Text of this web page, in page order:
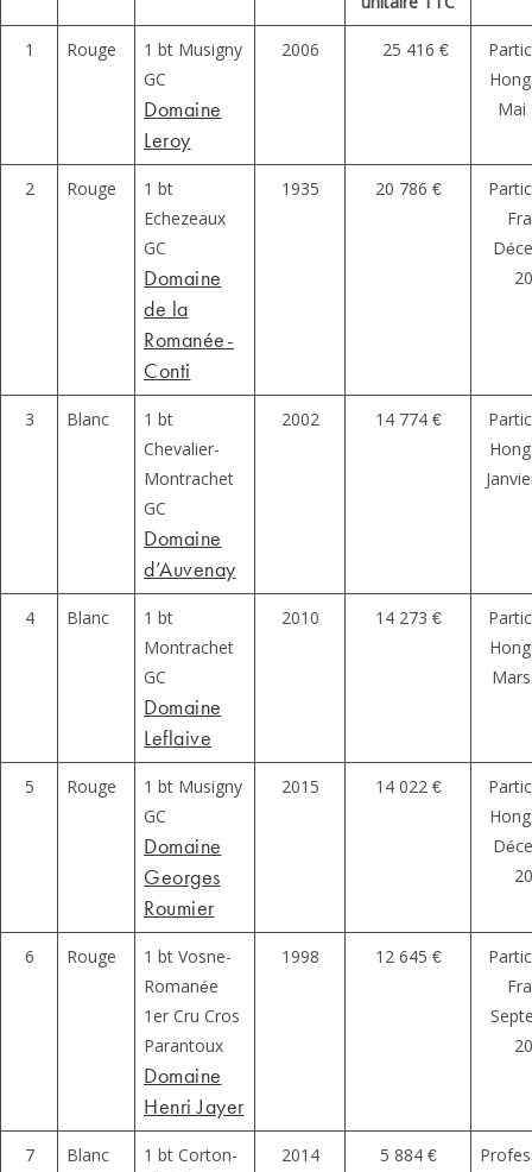
1 Rouge
1 bt Musigny
GC
Domaine
Leroy
2006 25 416 €
Mai
2 Rouge
1 bt
Echezeaux
GC
Domaine
de la
Romanée-
Conti
1935 20 786 €
3 Blanc
1 bt
Chevalier-
Montrachet
GC
Domaine
d’Auvenay
2002 14 774 €
4 Blanc
1 bt
Montrachet
GC
Domaine
Leflaive
2010 14 273 €
5 Rouge
1 bt Musigny
GC
Domaine
Georges
Roumier
2015 14 022 €
6 Rouge
1 bt Vosne-
Romanée
1er Cru Cros
Parantoux
Domaine
Henri Jayer
1998 12 645 €
7 Blanc
1 bt Corton-
2014 5 884 €